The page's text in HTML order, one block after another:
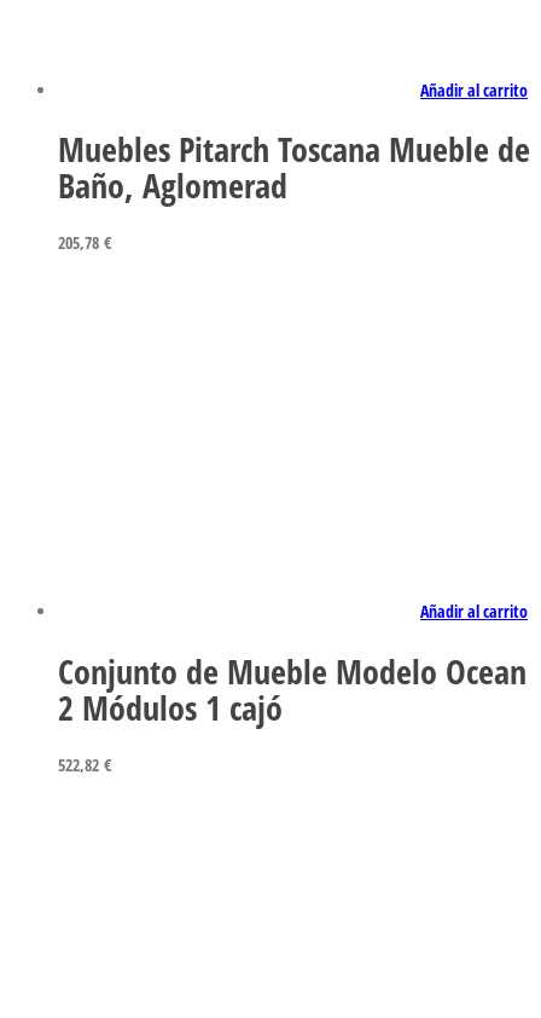
Añadir al carrito
Muebles Pitarch Toscana Mueble de
Baño, Aglomerad
205,78 €
Añadir al carrito
Conjunto de Mueble Modelo Ocean
2 Módulos 1 cajó
522,82 €